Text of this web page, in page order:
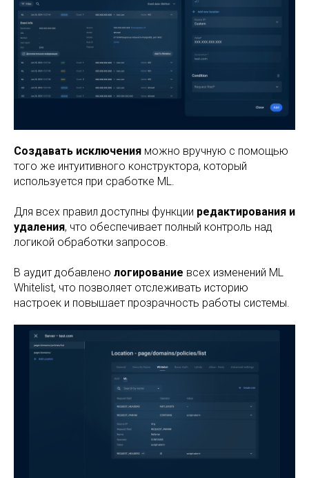
Создавать исключения можно вручную с помощью
того же интуитивного конструктора, который
используется при сработке ML.
Для всех правил доступны функции редактирования и
удаления, что обеспечивает полный контроль над
логикой обработки запросов.
В аудит добавлено логирование всех изменений ML
Whitelist, что позволяет отслеживать историю
настроек и повышает прозрачность работы системы.